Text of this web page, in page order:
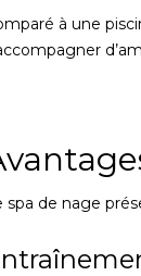
à une
spa de nage